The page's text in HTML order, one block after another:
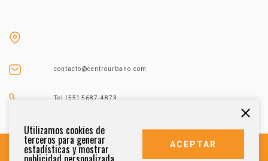
contacto@centrourbano.com
Tel (55) 5687-4873
Utilizamos cookies de
terceros para generar
estadísticas y mostrar ACEPTAR